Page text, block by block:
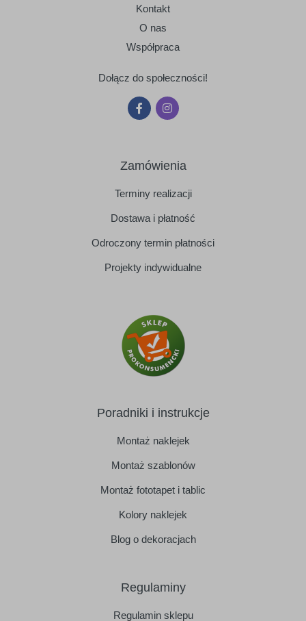
Kontakt
O nas
Współpraca
Dołącz do społeczności!
Zamówienia
Terminy realizacji
Dostawa i płatność
Odroczony termin płatności
Projekty indywidualne
Poradniki i instrukcje
Montaż naklejek
Montaż szablonów
Montaż fototapet i tablic
Kolory naklejek
Blog o dekoracjach
Regulaminy
Regulamin sklepu